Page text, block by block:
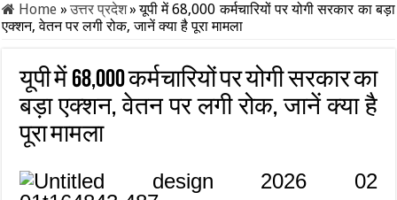
Home »उत्तर प्रदेश»यूपी में 68,000 कर्मचारियों पर योगी सरकार का बड़ा
एक्शन, वेतन पर लगी रोक, जानें क्या है पूरा मामला
यूपी में 68,000 कर्मचारियों पर योगी सरकार का
बड़ा एक्शन, वेतन पर लगी रोक, जानें क्या है
पूरा मामला